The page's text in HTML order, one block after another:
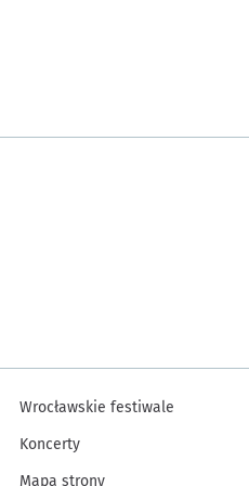
Wrocławskie festiwale
Koncerty
Mapa strony